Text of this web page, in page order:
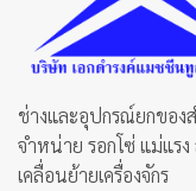
page
ช่างและอุปกรณ์ยกของ
จำหน่าย รอกโซ่ แม่แร
เคลื่อนย้ายเครื่องจักร